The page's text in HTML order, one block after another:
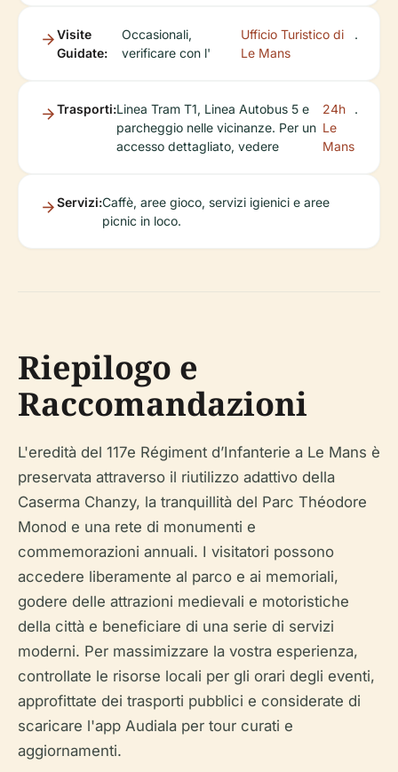
Visite
Guidate:
Occasionali,
verificare con l'
Ufficio Turistico di
Le Mans
.
Trasporti:Linea Tram T1, Linea Autobus 5 e
parcheggio nelle vicinanze. Per un
accesso dettagliato, vedere
24h
Le
Mans
.
Servizi:Caffè, aree gioco, servizi igienici e aree
picnic in loco.
Riepilogo e
Raccomandazioni
L'eredità del 117e Régiment d’Infanterie a Le Mans è
preservata attraverso il riutilizzo adattivo della
Caserma Chanzy, la tranquillità del Parc Théodore
Monod e una rete di monumenti e
commemorazioni annuali. I visitatori possono
accedere liberamente al parco e ai memoriali,
godere delle attrazioni medievali e motoristiche
della città e beneficiare di una serie di servizi
moderni. Per massimizzare la vostra esperienza,
controllate le risorse locali per gli orari degli eventi,
approfittate dei trasporti pubblici e considerate di
scaricare l'app Audiala per tour curati e
aggiornamenti.